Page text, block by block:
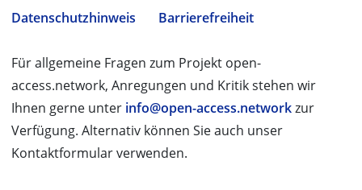
Datenschutzhinweis
Barrierefreiheit
Für allgemeine Fragen zum Projekt open-
access.network, Anregungen und Kritik stehen wir
Ihnen gerne unter info@open-access.networkzur
Verfügung. Alternativ können Sie auch unser
Kontaktformular verwenden.